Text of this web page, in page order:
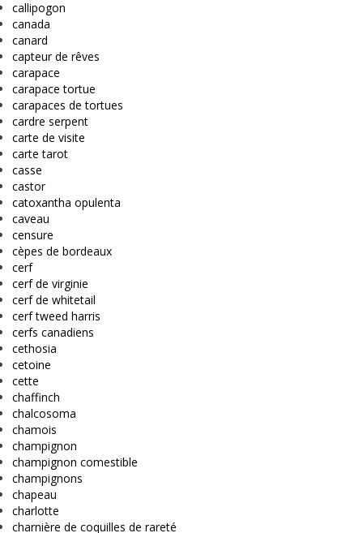
callipogon
canada
canard
capteur de rêves
carapace
carapace tortue
carapaces de tortues
cardre serpent
carte de visite
carte tarot
casse
castor
catoxantha opulenta
caveau
censure
cèpes de bordeaux
cerf
cerf de virginie
cerf de whitetail
cerf tweed harris
cerfs canadiens
cethosia
cetoine
cette
chaffinch
chalcosoma
chamois
champignon
champignon comestible
champignons
chapeau
charlotte
charnière de coquilles de rareté